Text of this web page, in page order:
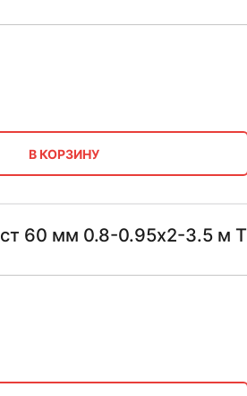
В КОРЗИНУ
60 мм 0.8-0.95х2-3.5 м